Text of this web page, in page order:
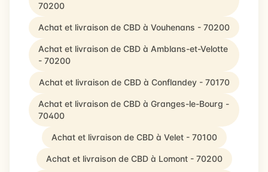
70200
Achat et livraison de CBD à Vouhenans - 70200
Achat et livraison de CBD à Amblans-et-Velotte
- 70200
Achat et livraison de CBD à Conflandey - 70170
Achat et livraison de CBD à Granges-le-Bourg -
70400
Achat et livraison de CBD à Velet - 70100
Achat et livraison de CBD à Lomont - 70200